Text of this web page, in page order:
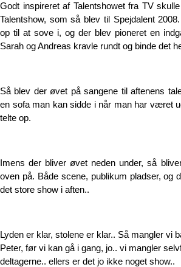
Godt inspireret af Talentshowet fra TV
Talentshow, som så blev til Spejdalent
op til at sove i, og der blev pioneret en
Sarah og Andreas kravle rundt og binde det
Så blev der øvet på sangene til aftenens
en sofa man kan sidde i når man har været
telte op.
Imens der bliver øvet neden under, så
oven på. Både scene, publikum pladser, og
det store show i aften..
Lyden er klar, stolene er klar.. Så mangler vi
Peter, før vi kan gå i gang, jo.. vi mangler
deltagerne.. ellers er det jo ikke noget show..